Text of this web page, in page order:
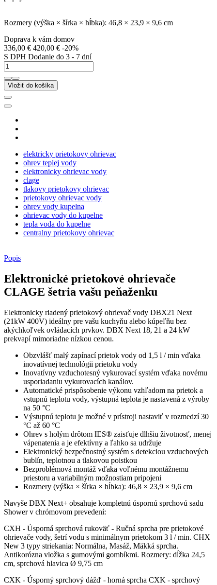
Rozmery (výška × šírka × hĺbka): 46,8 × 23,9 × 9,6 cm
Doprava k vám domov
336,00 € 420,00 € -20%
S DPH Dodanie do 3 - 7 dní
Vložiť do košíka
elektricky prietokovy ohrievac
ohrev teplej vody
elektronicky ohrievac vody
clage
tlakovy prietokovy ohrievac
prietokovy ohrievac vody
ohrev vody kupelna
ohrievac vody do kupelne
tepla voda do kupelne
centralny prietokovy ohrievac
Popis
Elektronické prietokové ohrievače
CLAGE šetria vašu peňaženku
Elektronicky riadený prietokový ohrievač vody DBX21 Next
(21kW 400V) ideálny pre vašu kuchyňu alebo kúpeľňu bez
akýchkoľvek ovládacích prvkov. DBX Next 18, 21 a 24 kW
prekvapí mimoriadne nízkou cenou.
Obzvlášť malý zapínací prietok vody od 1,5 l / min vďaka
inovatívnej technológii prietoku vody
Inovatívny vzduchotesný vykurovací systém vďaka novému
usporiadaniu vykurovacích kanálov.
Automatické prispôsobenie výkonu vzhľadom na prietok a
vstupnú teplotu vody, výstupná teplota je nastavená z výroby
na 50 °C
Výstupnú teplotu je možné v prístroji nastaviť v rozmedzí 30
°C až 60 °C
Ohrev s holým drôtom IES® zaisťuje dlhšiu životnosť, menej
vápenatenia a je efektívny a ľahko sa udržuje
Elektronický bezpečnostný systém s detekciou vzduchových
bublín, teplotnou a tlakovou poistkou
Bezproblémová montáž vďaka voľnému montážnemu
priestoru a variabilným možnostiam pripojeni
Rozmery (výška × šírka × hĺbka): 46,8 × 23,9 × 9,6 cm
Navyše DBX Next+ obsahuje kompletnú úspornú sprchovú sadu
Shower v chrómovom prevedení:
CXH - Úsporná sprchová rukoväť - Ručná sprcha pre prietokové
ohrievače vody, šetrí vodu s minimálnym prietokom 3 l / min. CHX
New 3 typy striekania: Normálna, Masáž, Mäkká sprcha.
Antikorózna vložka s gumovými gombíkmi. Rozmery: dĺžka 24,5
cm, sprchová hlavica Ø 9,75 cm
​CXK - Úsporný sprchový dážď - horná sprcha CXK - sprchový